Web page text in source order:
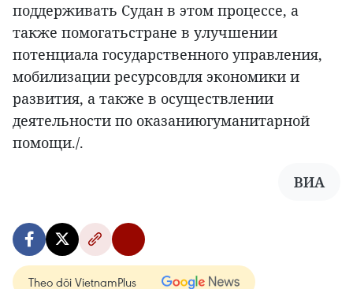
поддерживать Судан в этом процессе, а
также помогатьстране в улучшении
потенциала государственного управления,
мобилизации ресурсовдля экономики и
развития, а также в осуществлении
деятельности по оказаниюгуманитарной
помощи./.
ВИА
Theo dõi VietnamPlus